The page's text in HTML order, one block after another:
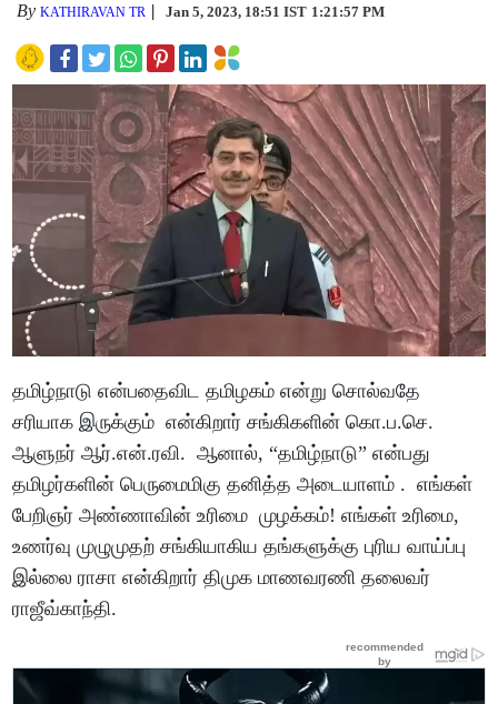
ByKATHIRAVAN TR Jan 5, 2023, 18:51 IST 1:21:57 PM
தமிழ்நாடு என்பதைவிட தமிழகம் என்று சொல்வதே
சரியாக இருக்கும் என்கிறார் சங்கிகளின் கொ.ப.செ.
ஆளுநர் ஆர்.என்.ரவி. ஆனால், “தமிழ்நாடு” என்பது
தமிழர்களின் பெருமைமிகு தனித்த அடையாளம் . எங்கள்
பேறிஞர் அண்ணாவின் உரிமை முழக்கம்! எங்கள் உரிமை,
உணர்வு முழுமுதற் சங்கியாகிய தங்களுக்கு புரிய வாய்ப்பு
இல்லை ராசா என்கிறார் திமுக மாணவரணி தலைவர்
ராஜீவ்காந்தி.